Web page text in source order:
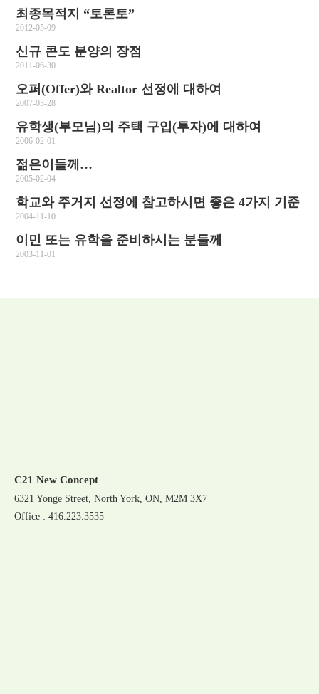
최종목적지 “토론토”
2012-05-09
신규 콘도 분양의 장점
2011-06-30
오퍼(Offer)와 Realtor 선정에 대하여
2007-03-28
유학생(부모님)의 주택 구입(투자)에 대하여
2006-02-01
젊은이들께…
2005-02-04
학교와 주거지 선정에 참고하시면 좋은 4가지 기준
2004-11-10
이민 또는 유학을 준비하시는 분들께
2003-11-01
C21 New Concept
6321 Yonge Street, North York, ON, M2M 3X7
Office : 416.223.3535